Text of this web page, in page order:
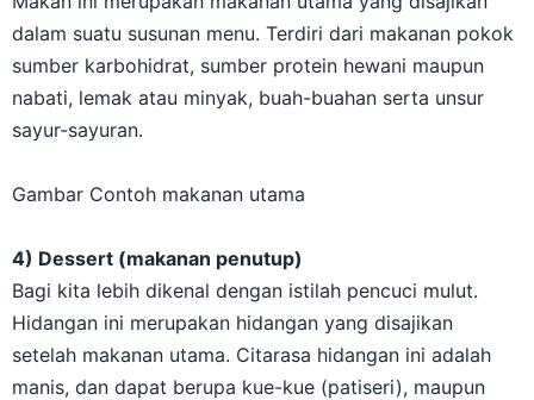
dalam suatu susunan menu. Terdiri dari makanan pokok
sumber karbohidrat, sumber protein hewani maupun
nabati, lemak atau minyak, buah-buahan serta unsur
sayur-sayuran.
Gambar Contoh makanan utama
4) Dessert (makanan penutup)
Bagi kita lebih dikenal dengan istilah pencuci mulut.
Hidangan ini merupakan hidangan yang disajikan
setelah makanan utama. Citarasa hidangan ini adalah
manis, dan dapat berupa kue-kue (patiseri), maupun